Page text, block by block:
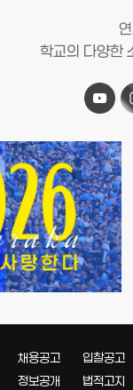
학교의 다양한
채용공고 입찰공고
정보공개
법적고지